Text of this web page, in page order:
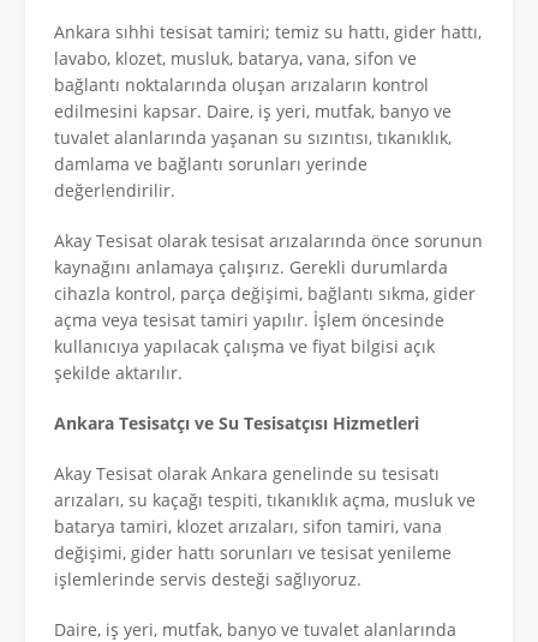
Ankara sıhhi tesisat tamiri; temiz su hattı, gider hattı,
lavabo, klozet, musluk, batarya, vana, sifon ve
bağlantı noktalarında oluşan arızaların kontrol
edilmesini kapsar. Daire, iş yeri, mutfak, banyo ve
tuvalet alanlarında yaşanan su sızıntısı, tıkanıklık,
damlama ve bağlantı sorunları yerinde
değerlendirilir.
Akay Tesisat olarak tesisat arızalarında önce sorunun
kaynağını anlamaya çalışırız. Gerekli durumlarda
cihazla kontrol, parça değişimi, bağlantı sıkma, gider
açma veya tesisat tamiri yapılır. İşlem öncesinde
kullanıcıya yapılacak çalışma ve fiyat bilgisi açık
şekilde aktarılır.
Ankara Tesisatçı ve Su Tesisatçısı Hizmetleri
Akay Tesisat olarak Ankara genelinde su tesisatı
arızaları, su kaçağı tespiti, tıkanıklık açma, musluk ve
batarya tamiri, klozet arızaları, sifon tamiri, vana
değişimi, gider hattı sorunları ve tesisat yenileme
işlemlerinde servis desteği sağlıyoruz.
Daire, iş yeri, mutfak, banyo ve tuvalet alanlarında